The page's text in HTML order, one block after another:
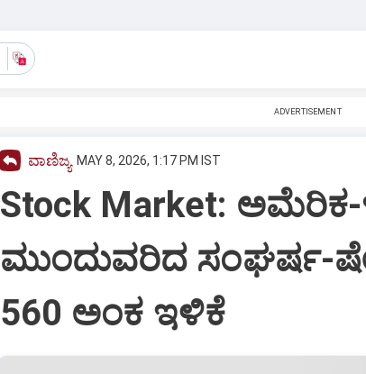
ADVERTISEMENT
ವಾಣಿಜ್ಯ MAY 8, 2026, 1:17 PM IST
Stock Market:
ಮುಂದುವರಿದ ಸಂಘರ್ಷ-
560 ಅಂಕ ಇಳಿಕೆ